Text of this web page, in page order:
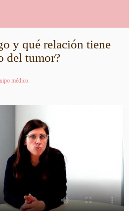
y qué relación tiene
del tumor?
médico.